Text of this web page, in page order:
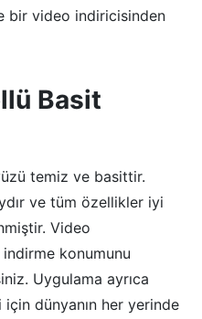
bir video indiricisinden
Basit
temiz ve basittir.
ve tüm özellikler iyi
Video
konumunu
Uygulama ayrıca
dünyanın her yerinde